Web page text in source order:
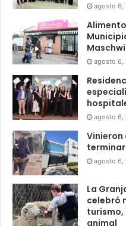
agosto 6,
agosto 6,
agosto 6,
Vinieron
agosto 6,
La
celebró
turismo,
animal